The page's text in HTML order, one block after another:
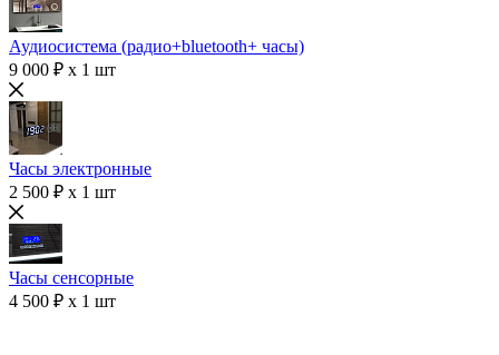
Аудиосистема (радио+bluetooth+ часы)
9 000 ₽ x 1 шт
Часы электронные
2 500 ₽ x 1 шт
Часы сенсорные
4 500 ₽ x 1 шт